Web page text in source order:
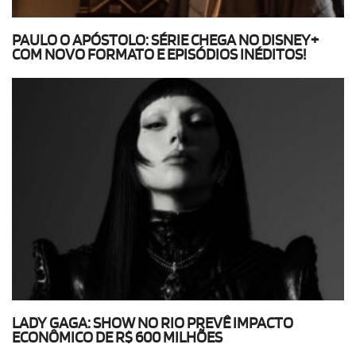
PAULO O APÓSTOLO: SÉRIE CHEGA NO DISNEY+
COM NOVO FORMATO E EPISÓDIOS INÉDITOS!
LADY GAGA: SHOW NO RIO PREVÊ IMPACTO
ECONÔMICO DE R$ 600 MILHÕES